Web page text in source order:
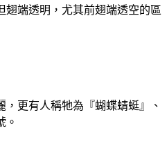
翅端透明，尤其前翅端透空的區
更有人稱牠為『蝴蝶蜻蜓』、
。